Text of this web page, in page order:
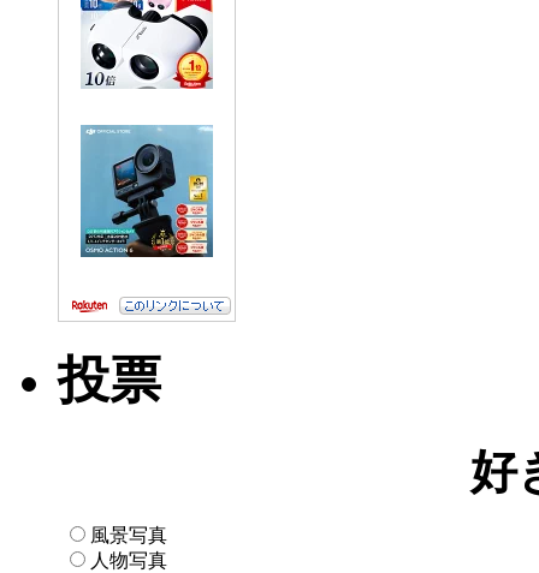
投票
好
風景写真
人物写真